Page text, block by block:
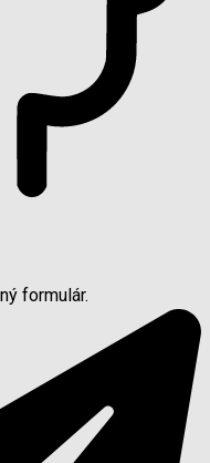
formulár.